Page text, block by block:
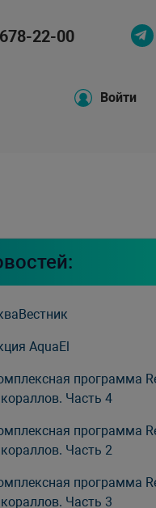
22-00
Войти
AquaEl
программа
Часть 4
программа
Часть 2
программа
Часть 3